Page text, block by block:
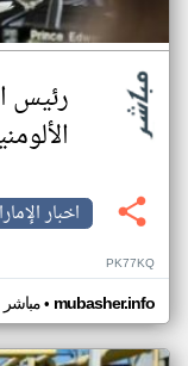
رئيس
اخبار
PK77KQ
مباشر• mubasher.info